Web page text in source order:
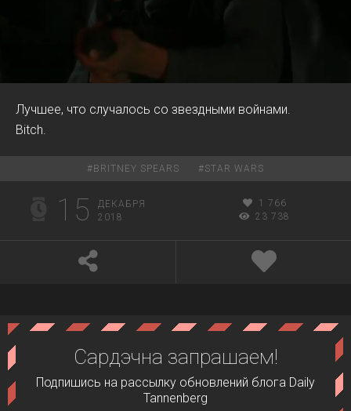
Лучшее, что случалось со звездными войнами.
Bitch.
# BRITNEY SPEARS #STAR WARS
15
ДЕКАБРЯ
2018
1 766
23 738
Сардэчна запрашаем!
Подпишись на рассылку обновлений блога Daily
Tannenberg